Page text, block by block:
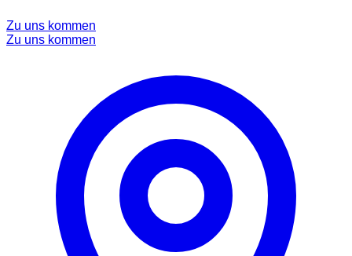
Zu uns kommen
Zu uns kommen